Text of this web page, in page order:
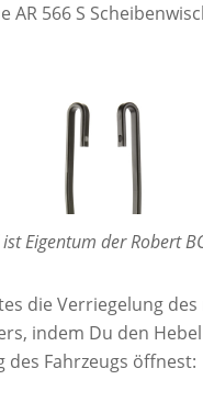
AR 566 S
Eigentum der Robert
die Verriegelung des
indem Du den
des Fahrzeugs öffnest: